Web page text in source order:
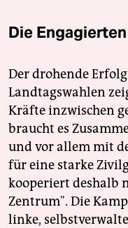
Die
Der drohende
Landtagswahlen
Kräfte inzwischen
braucht es
und vor allem mit
für eine starke
kooperiert deshalb
Zentrum". Die
linke,